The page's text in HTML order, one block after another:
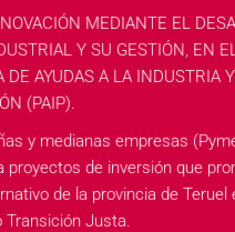
MEDIANTE EL
Y SU GESTIÓN, EN
DE AYUDAS A LA INDUSTRIA
(PAIP).
y medianas empresas
proyectos de inversión que
de la provincia de Teruel
Transición Justa.